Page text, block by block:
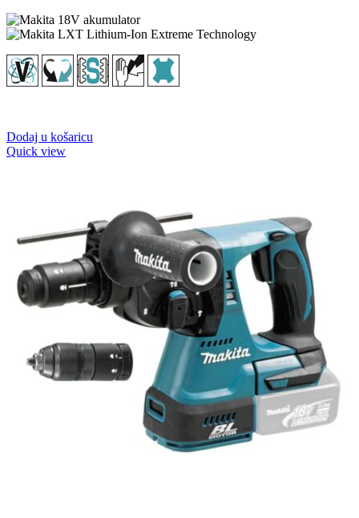
Dodaj u košaricu
Quick view